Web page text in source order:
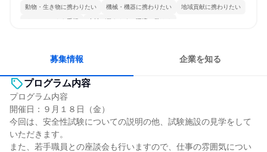
動物・生き物に携わりたい 機械・機器に携わりたい 地域貢献に携わりたい
チームワークを重視 女性が働きやすい環境で働ける
募集情報 企業を知る
プログラム内容
プログラム内容
開催日：９月１８日（金）
今回は、安全性試験についての説明の他、試験施設の見学をして
いただきます。
また、若手職員との座談会も行いますので、仕事の雰囲気につい